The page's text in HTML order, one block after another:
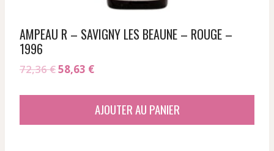
AMPEAU R – SAVIGNY LES BEAUNE – ROUGE –
1996
72,36€Le
58,63 €Le
est :
AJOUTER AU PANIER